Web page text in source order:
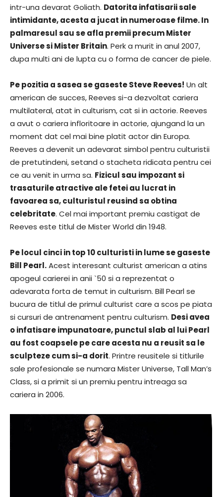
intr-una devarat Goliath. Datorita infatisarii sale
intimidante, acesta a jucat in numeroase filme. In
palmaresul sau se afla premii precum Mister
Universe si Mister Britain. Perk a murit in anul 2007,
dupa multi ani de lupta cu o forma de cancer de piele.
Pe pozitia a sasea se gaseste Steve Reeves! Un alt
american de succes, Reeves si-a dezvoltat cariera
multilateral, atat in culturism, cat si in actorie. Reeves
a avut o cariera infloritoare in actorie, ajungand la un
moment dat cel mai bine platit actor din Europa.
Reeves a devenit un adevarat simbol pentru culturistii
de pretutindeni, setand o stacheta ridicata pentru cei
ce au venit in urma sa. Fizicul sau impozant si
trasaturile atractive ale fetei au lucrat in
favoarea sa, culturistul reusind sa obtina
celebritate. Cel mai important premiu castigat de
Reeves este titlul de Mister World din 1948.
Pe locul cinci in top 10 culturisti in lume se gaseste
Bill Pearl.Acest interesant culturist american a atins
apogeul carierei in anii `50 si a reprezentat o
adevarata forta de temut in culturism. Bill Pearl se
bucura de titlul de primul culturist care a scos pe piata
si cursuri de antrenament pentru culturism. Desi avea
o infatisare impunatoare, punctul slab al lui Pearl
au fost coapsele pe care acesta nu a reusit sa le
sculpteze cum si-a dorit. Printre reusitele si titlurile
sale profesionale se numara Mister Universe, Tall Man’s
Class, si a primit si un premiu pentru intreaga sa
cariera in 2006.